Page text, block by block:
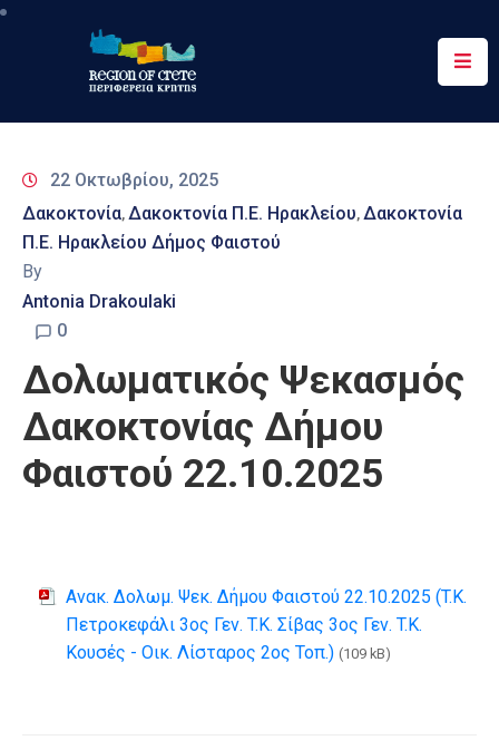
Περιφέρεια
&
Δράσεις
Ψηφιακές
Υπηρεσίες
Επικοινωνία
22 Οκτωβρίου, 2025
Δακοκτονία‚Δακοκτονία Π.Ε. Ηρακλείου‚Δακοκτονία
Π.Ε. Ηρακλείου Δήμος Φαιστού
By
Antonia Drakoulaki
0
Δολωματικός Ψεκασμός
Δακοκτονίας Δήμου
Φαιστού 22.10.2025
Ανακ. Δολωμ. Ψεκ. Δήμου Φαιστού 22.10.2025 (T.K.
Πετροκεφάλι 3ος Γεν. T.K. Σίβας 3ος Γεν. T.K.
Κουσές - Οικ. Λίσταρος 2ος Τοπ.) (109 kB)